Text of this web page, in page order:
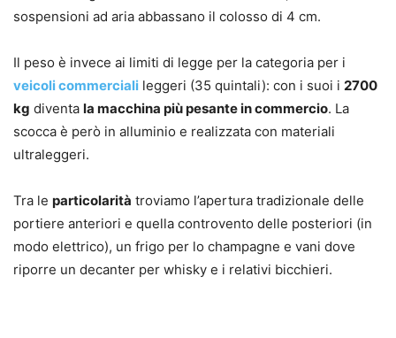
sospensioni ad aria abbassano il colosso di 4 cm.
Il peso è invece ai limiti di legge per la categoria per i
veicoli commerciali leggeri (35 quintali): con i suoi i 2700
kg diventa la macchina più pesante in commercio. La
scocca è però in alluminio e realizzata con materiali
ultraleggeri.
Tra le particolarità troviamo l’apertura tradizionale delle
portiere anteriori e quella controvento delle posteriori (in
modo elettrico), un frigo per lo champagne e vani dove
riporre un decanter per whisky e i relativi bicchieri.